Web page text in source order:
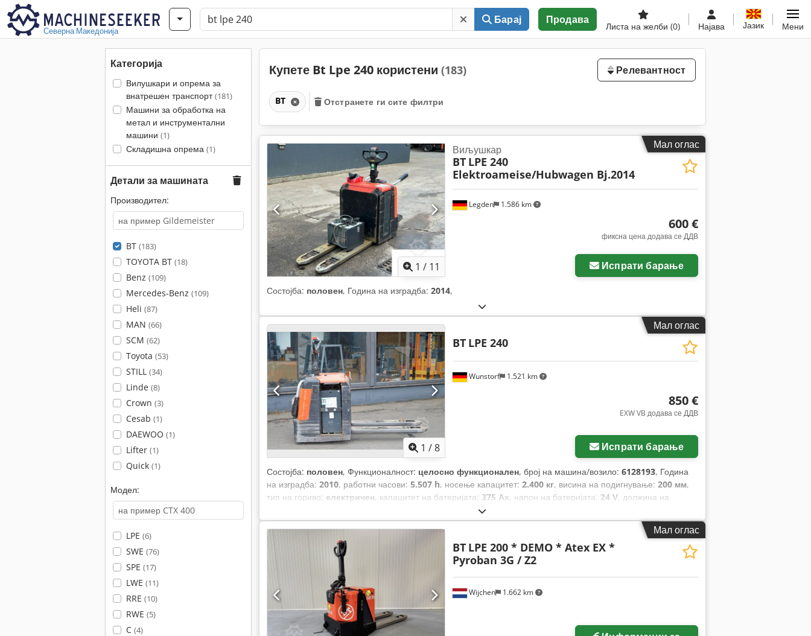
Северна Македонија
Барај Продава
Листа на желби (0) Најава Јазик Мени
Категорија
Вилушкари и опрема за
внатрешен транспорт(181)
Машини за обработка на
метал и инструментални
машини (1)
Складишна опрема (1)
Детали за машината
Производител:
BT (183)
TOYOTA BT (18)
Benz (109)
Mercedes-Benz (109)
Heli (87)
MAN (66)
SCM (62)
Toyota (53)
STILL (34)
Linde (8)
Crown (3)
Cesab (1)
DAEWOO (1)
Lifter (1)
Quick (1)
Модел:
LPE (6)
SWE (76)
SPE (17)
LWE (11)
RRE (10)
RWE (5)
C (4)
Купете Bt Lpe 240 користени (183) Релевантност
BT Отстранете ги сите филтри
Мал оглас
1 / 11
Legden 1.586 km
Виљушкар
BT LPE 240
Elektroameise/Hubwagen Bj.2014
600 €
фиксна цена додава се ДДВ
Испрати барање
Состојба: половен, Година на изградба: 2014,
Мал оглас
1 /8
Wunstorf 1.521 km
BT LPE 240
850 €
EXW VB додава се ДДВ
Испрати барање
Состојба: половен, Функционалност: целосно функционален, број на машина/возило: 6128193, Година
на изградба: 2010, работни часови: 5.507 h, носење капацитет: 2.400 кг, висина на подигнување: 200 мм,
тип на гориво: електричен, капацитет на батеријата: 375 Ах, напон на батеријата: 24 V, должина на
полиуретански гуми (не оставаат траги)
полиуретански гуми (не оставаат траги), празна тежина:1.020 кг,
Мал оглас
Wijchen 1.662 km
BT LPE 200 * DEMO * Atex EX *
Pyroban 3G / Z2